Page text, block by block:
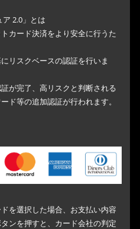
2.0」とは
カード決済をより安全に行うた
リスクベースの認証を行いま
が完了、高リスクと判断される
ド等の追加認証が行われます。
を選択した場合、お支払い内容
ンを押すと、カード会社の判定